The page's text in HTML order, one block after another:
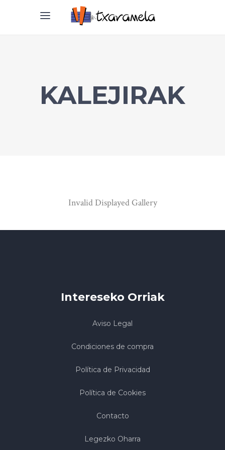
KALEJIRAK
Invalid Displayed Gallery
Intereseko Orriak
Aviso Legal
Condiciones de compra
Política de Privacidad
Política de Cookies
Contacto
Legezko Oharra